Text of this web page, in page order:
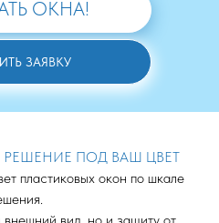
ОКНА!
ЗАЯВКУ
ПОД ВАШ ЦВЕТ
пластиковых окон по шкале